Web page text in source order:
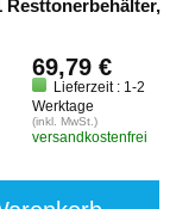
Resttonerbehälter,
69,79 €
Lieferzeit : 1-2
Werktage
(inkl. MwSt.)
versandkostenfrei